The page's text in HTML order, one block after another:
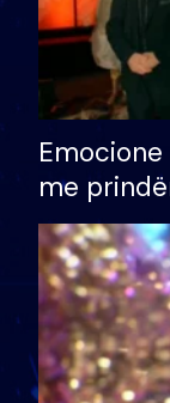
me
divorci